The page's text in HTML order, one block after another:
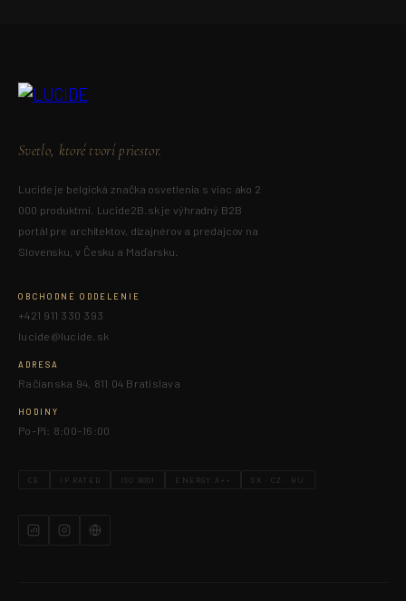
Svetlo, ktoré tvorí priestor.
Lucide je belgická značka osvetlenia s viac ako 2
000 produktmi. Lucide2B.sk je výhradný B2B
portál pre architektov, dizajnérov a predajcov na
Slovensku, v Česku a Maďarsku.
OBCHODNÉ ODDELENIE
+421 911 330 393
lucide@lucide.sk
ADRESA
Račianska 94, 811 04 Bratislava
HODINY
Po–Pi: 8:00–16:00
CE IP RATED ISO 9001 ENERGY A++ SK · CZ · HU